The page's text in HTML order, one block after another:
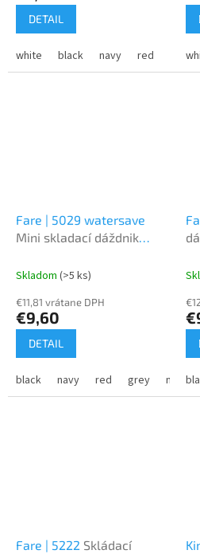
DETAIL
white black navy red
Fare | 5029 watersave
Mini skladací dáždnik
Skladom (>5 ks)
€11,81 vrátane DPH
€9,60
DETAIL
black navy red grey natural
Fare | 5222 Skládací